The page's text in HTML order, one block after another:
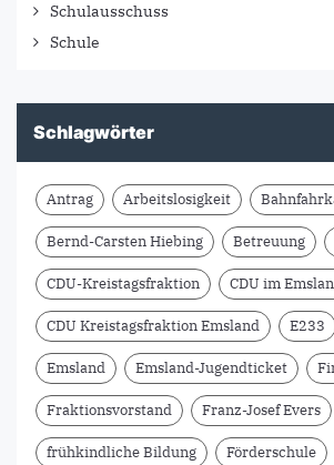
Schulausschuss
Schule
Schlagwörter
Antrag Arbeitslosigkeit
Bernd-Carsten Hiebing Betreuung
CDU-Kreistagsfraktion CDU im
CDU Kreistagsfraktion Emsland E233
Emsland Emsland-Jugendticket
Fraktionsvorstand Franz-Josef Evers
frühkindliche Bildung Förderschule